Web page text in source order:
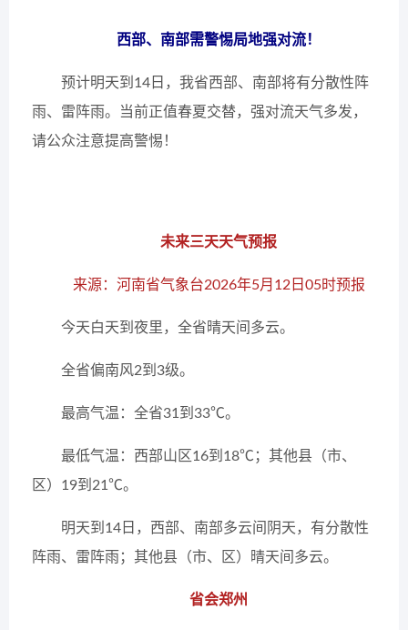
西部、南部需警惕局地强对流！
预计明天到14日，我省西部、南部将有分散性阵
雨、雷阵雨。当前正值春夏交替，强对流天气多发，
请公众注意提高警惕！
未来三天天气预报
来源：河南省气象台2026年5月12日05时预报
今天白天到夜里，全省晴天间多云。
全省偏南风2到3级。
最高气温：全省31到33℃。
最低气温：西部山区16到18℃；其他县（市、
区）19到21℃。
明天到14日，西部、南部多云间阴天，有分散性
阵雨、雷阵雨；其他县（市、区）晴天间多云。
省会郑州